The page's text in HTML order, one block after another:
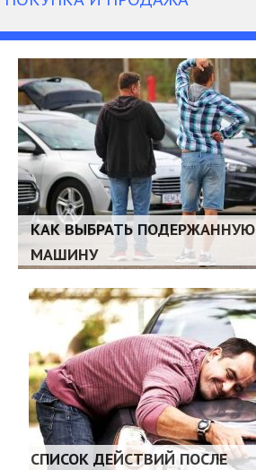
КАК ВЫБРАТЬ ПОДЕРЖАННУЮ
МАШИНУ
СПИСОК ДЕЙСТВИЙ ПОСЛЕ